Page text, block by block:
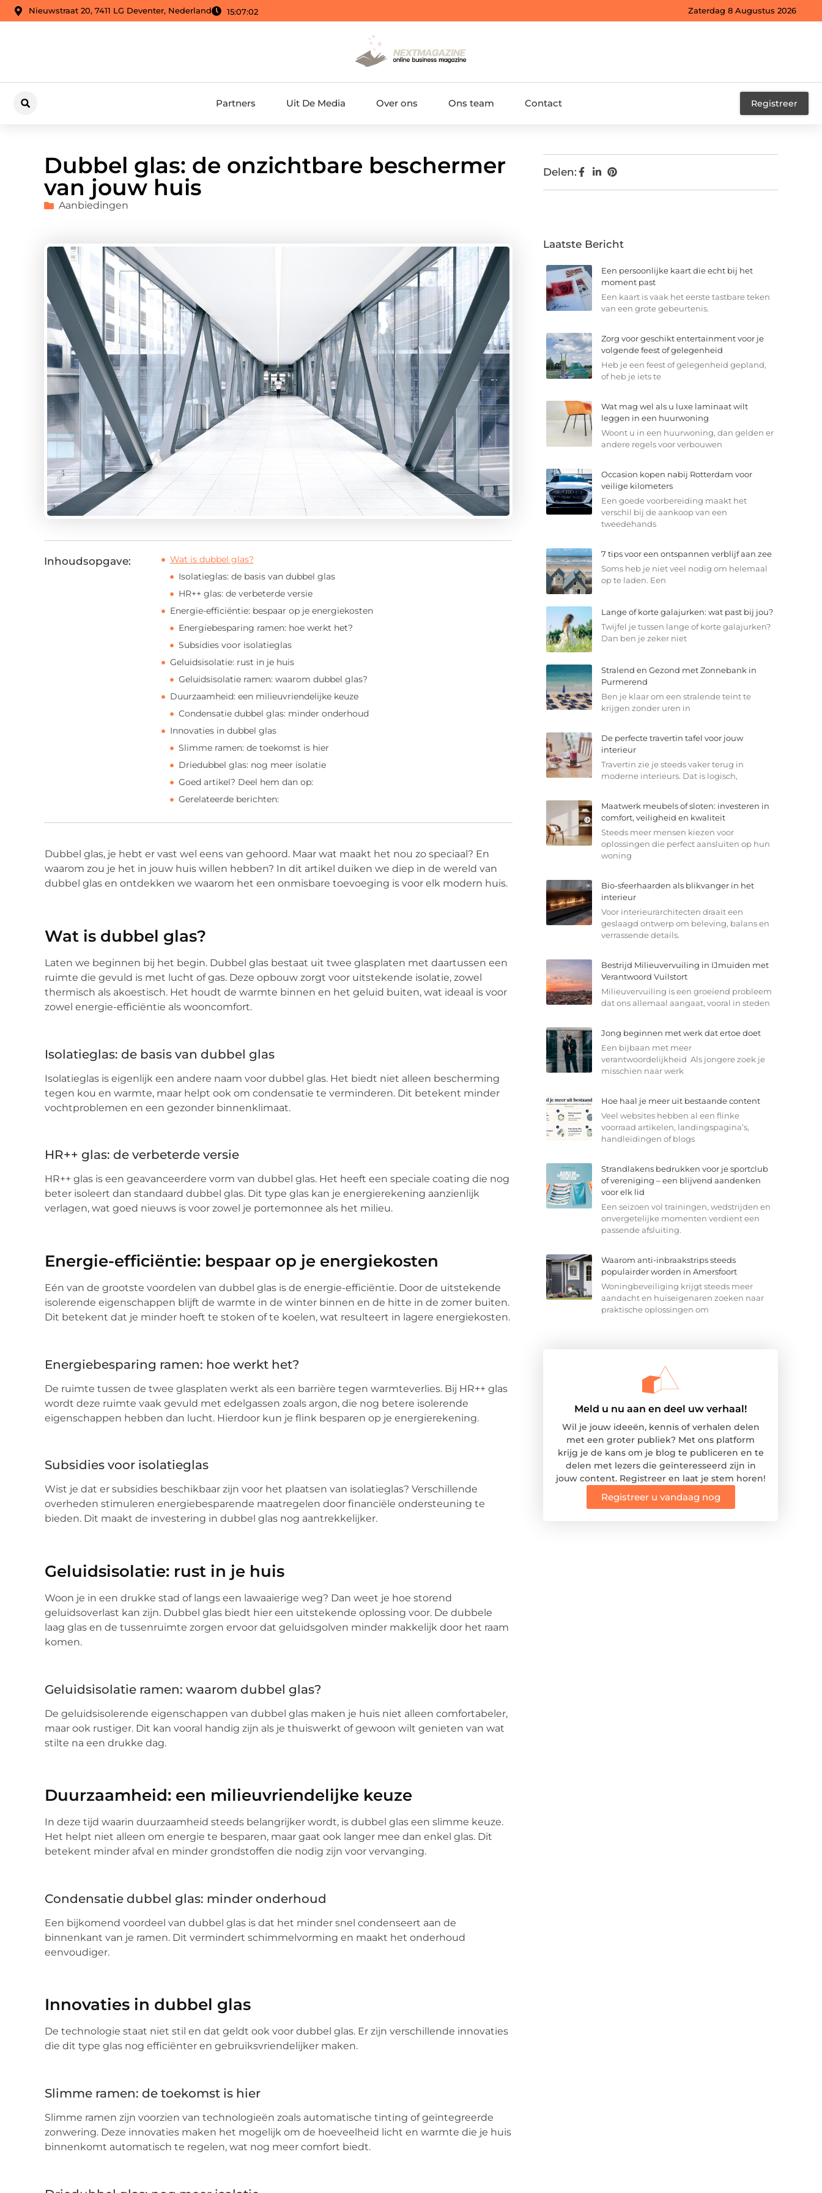
Nieuwstraat 20, 7411 LG Deventer, Nederland 15:07:03 Zaterdag 8 Augustus 2026
Partners Uit De Media Over ons Ons team Contact Registreer
Dubbel glas: de onzichtbare beschermer
van jouw huis
Aanbiedingen
Inhoudsopgave:
Wat is dubbel glas?
Isolatieglas: de basis van dubbel glas
HR++ glas: de verbeterde versie
Energie-efficiëntie: bespaar op je energiekosten
Energiebesparing ramen: hoe werkt het?
Subsidies voor isolatieglas
Geluidsisolatie: rust in je huis
Geluidsisolatie ramen: waarom dubbel glas?
Duurzaamheid: een milieuvriendelijke keuze
Condensatie dubbel glas: minder onderhoud
Innovaties in dubbel glas
Slimme ramen: de toekomst is hier
Driedubbel glas: nog meer isolatie
Goed artikel? Deel hem dan op:
Gerelateerde berichten:
Dubbel glas, je hebt er vast wel eens van gehoord. Maar wat maakt het nou zo speciaal? En
waarom zou je het in jouw huis willen hebben? In dit artikel duiken we diep in de wereld van
dubbel glas en ontdekken we waarom het een onmisbare toevoeging is voor elk modern huis.
Wat is dubbel glas?
Laten we beginnen bij het begin. Dubbel glas bestaat uit twee glasplaten met daartussen een
ruimte die gevuld is met lucht of gas. Deze opbouw zorgt voor uitstekende isolatie, zowel
thermisch als akoestisch. Het houdt de warmte binnen en het geluid buiten, wat ideaal is voor
zowel energie-efficiëntie als wooncomfort.
Isolatieglas: de basis van dubbel glas
Isolatieglas is eigenlijk een andere naam voor dubbel glas. Het biedt niet alleen bescherming
tegen kou en warmte, maar helpt ook om condensatie te verminderen. Dit betekent minder
vochtproblemen en een gezonder binnenklimaat.
HR++ glas: de verbeterde versie
HR++ glas is een geavanceerdere vorm van dubbel glas. Het heeft een speciale coating die nog
beter isoleert dan standaard dubbel glas. Dit type glas kan je energierekening aanzienlijk
verlagen, wat goed nieuws is voor zowel je portemonnee als het milieu.
Energie-efficiëntie: bespaar op je energiekosten
Eén van de grootste voordelen van dubbel glas is de energie-efficiëntie. Door de uitstekende
isolerende eigenschappen blijft de warmte in de winter binnen en de hitte in de zomer buiten.
Dit betekent dat je minder hoeft te stoken of te koelen, wat resulteert in lagere energiekosten.
Energiebesparing ramen: hoe werkt het?
De ruimte tussen de twee glasplaten werkt als een barrière tegen warmteverlies. Bij HR++ glas
wordt deze ruimte vaak gevuld met edelgassen zoals argon, die nog betere isolerende
eigenschappen hebben dan lucht. Hierdoor kun je flink besparen op je energierekening.
Subsidies voor isolatieglas
Wist je dat er subsidies beschikbaar zijn voor het plaatsen van isolatieglas? Verschillende
overheden stimuleren energiebesparende maatregelen door financiële ondersteuning te
bieden. Dit maakt de investering in dubbel glas nog aantrekkelijker.
Geluidsisolatie: rust in je huis
Woon je in een drukke stad of langs een lawaaierige weg? Dan weet je hoe storend
geluidsoverlast kan zijn. Dubbel glas biedt hier een uitstekende oplossing voor. De dubbele
laag glas en de tussenruimte zorgen ervoor dat geluidsgolven minder makkelijk door het raam
komen.
Geluidsisolatie ramen: waarom dubbel glas?
De geluidsisolerende eigenschappen van dubbel glas maken je huis niet alleen comfortabeler,
maar ook rustiger. Dit kan vooral handig zijn als je thuiswerkt of gewoon wilt genieten van wat
stilte na een drukke dag.
Duurzaamheid: een milieuvriendelijke keuze
In deze tijd waarin duurzaamheid steeds belangrijker wordt, is dubbel glas een slimme keuze.
Het helpt niet alleen om energie te besparen, maar gaat ook langer mee dan enkel glas. Dit
betekent minder afval en minder grondstoffen die nodig zijn voor vervanging.
Condensatie dubbel glas: minder onderhoud
Een bijkomend voordeel van dubbel glas is dat het minder snel condenseert aan de
binnenkant van je ramen. Dit vermindert schimmelvorming en maakt het onderhoud
eenvoudiger.
Innovaties in dubbel glas
De technologie staat niet stil en dat geldt ook voor dubbel glas. Er zijn verschillende innovaties
die dit type glas nog efficiënter en gebruiksvriendelijker maken.
Slimme ramen: de toekomst is hier
Slimme ramen zijn voorzien van technologieën zoals automatische tinting of geïntegreerde
zonwering. Deze innovaties maken het mogelijk om de hoeveelheid licht en warmte die je huis
binnenkomt automatisch te regelen, wat nog meer comfort biedt.
Delen:
Laatste Bericht
Een persoonlijke kaart die echt bij het
moment past
Een kaart is vaak het eerste tastbare teken
van een grote gebeurtenis.
Zorg voor geschikt entertainment voor je
volgende feest of gelegenheid
Heb je een feest of gelegenheid gepland,
of heb je iets te
Wat mag wel als u luxe laminaat wilt
leggen in een huurwoning
Woont u in een huurwoning, dan gelden er
andere regels voor verbouwen
Occasion kopen nabij Rotterdam voor
veilige kilometers
Een goede voorbereiding maakt het
verschil bij de aankoop van een
tweedehands
7 tips voor een ontspannen verblijf aan zee
Soms heb je niet veel nodig om helemaal
op te laden. Een
Lange of korte galajurken: wat past bij jou?
Twijfel je tussen lange of korte galajurken?
Dan ben je zeker niet
Stralend en Gezond met Zonnebank in
Purmerend
Ben je klaar om een stralende teint te
krijgen zonder uren in
De perfecte travertin tafel voor jouw
interieur
Travertin zie je steeds vaker terug in
moderne interieurs. Dat is logisch,
Maatwerk meubels of sloten: investeren in
comfort, veiligheid en kwaliteit
Steeds meer mensen kiezen voor
oplossingen die perfect aansluiten op hun
woning
Bio-sfeerhaarden als blikvanger in het
interieur
Voor interieurarchitecten draait een
geslaagd ontwerp om beleving, balans en
verrassende details.
Bestrijd Milieuvervuiling in IJmuiden met
Verantwoord Vuilstort
Milieuvervuiling is een groeiend probleem
dat ons allemaal aangaat, vooral in steden
Jong beginnen met werk dat ertoe doet
Een bijbaan met meer
verantwoordelijkheid Als jongere zoek je
misschien naar werk
Hoe haal je meer uit bestaande content
Veel websites hebben al een flinke
voorraad artikelen, landingspagina’s,
handleidingen of blogs
Strandlakens bedrukken voor je sportclub
of vereniging – een blijvend aandenken
voor elk lid
Een seizoen vol trainingen, wedstrijden en
onvergetelijke momenten verdient een
passende afsluiting.
Waarom anti-inbraakstrips steeds
populairder worden in Amersfoort
Woningbeveiliging krijgt steeds meer
aandacht en huiseigenaren zoeken naar
praktische oplossingen om
Meld u nu aan en deel uw verhaal!
Wil je jouw ideeën, kennis of verhalen delen
met een groter publiek? Met ons platform
krijg je de kans om je blog te publiceren en te
delen met lezers die geïnteresseerd zijn in
jouw content. Registreer en laat je stem horen!
Registreer u vandaag nog